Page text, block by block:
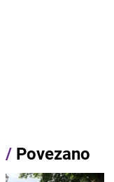
/ Povezano